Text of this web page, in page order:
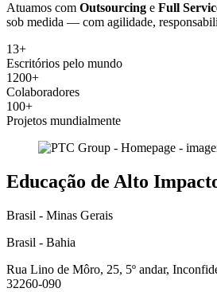
Atuamos com Outsourcing e Full
sob medida — com agilidade,
13+
Escritórios pelo mundo
1200+
Colaboradores
100+
Projetos mundialmente
Educação de Alto
Brasil - Minas Gerais
Brasil - Bahia
Rua Lino de Môro, 25, 5º andar,
32260-090